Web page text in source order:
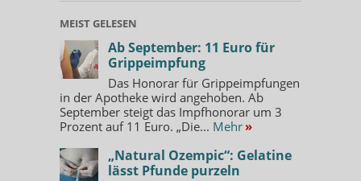
MEIST GELESEN
Ab September: 11 Euro für
Grippeimpfung
Das Honorar für Grippeimpfungen
in der Apotheke wird angehoben. Ab
September steigt das Impfhonorar um 3
Prozent auf 11 Euro. „Die... Mehr »
„Natural Ozempic“: Gelatine
lässt Pfunde purzeln